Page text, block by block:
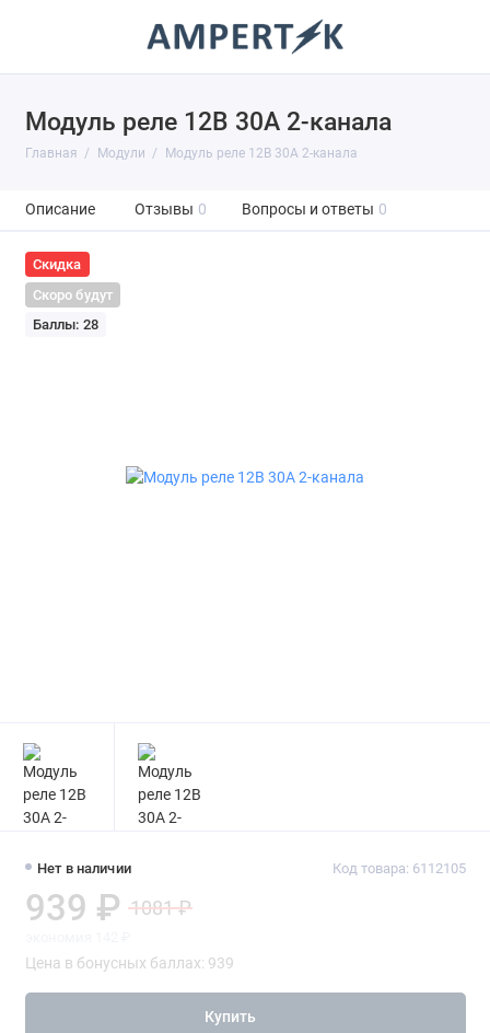
Модуль реле 12В 30А 2-канала
Главная Модули Модуль реле 12В 30А 2-канала
Описание Отзывы 0 Вопросы и ответы 0
Скидка
Скоро будут
Баллы: 28
Нет в наличии Код товара: 6112105
939 ₽ 1081 ₽
Цена в бонусных баллах: 939
Купить